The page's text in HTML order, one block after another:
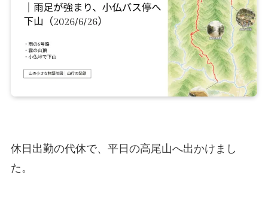
休日出勤の代休で、平日の高尾山へ出かけまし
た。